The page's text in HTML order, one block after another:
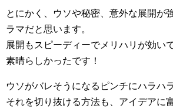
とにかく、ウソや秘密、意外な展開が
ラマだと思います。
展開もスピーディーでメリハリが効い
素晴らしかったです！
ウソがバレそうになるピンチにハラハ
それを切り抜ける方法も、アイデアに